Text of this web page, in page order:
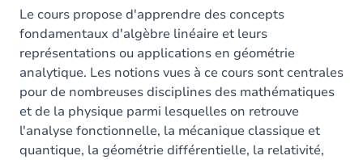
Contenu
Table des matières
Exercices
Le cours propose d'apprendre des concepts
fondamentaux d'algèbre linéaire et leurs
représentations ou applications en géométrie
analytique. Les notions vues à ce cours sont centrales
pour de nombreuses disciplines des mathématiques
et de la physique parmi lesquelles on retrouve
l'analyse fonctionnelle, la mécanique classique et
quantique, la géométrie différentielle, la relativité,